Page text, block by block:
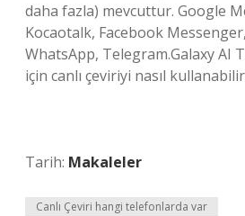
daha fazla) mevcuttur. Google
Kocaotalk, Facebook
WhatsApp, Telegram.Galaxy AI
için canlı çeviriyi nasıl
Tarih: Makaleler
Canlı Çeviri hangi telefonlarda var